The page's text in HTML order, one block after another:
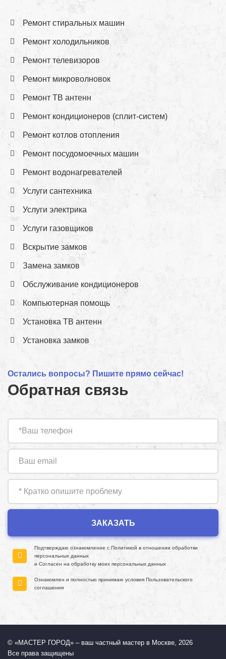
Ремонт стиральных машин
Ремонт холодильников
Ремонт телевизоров
Ремонт микроволновок
Ремонт ТВ антенн
Ремонт кондиционеров (сплит-систем)
Ремонт котлов отопления
Ремонт посудомоечных машин
Ремонт водонагревателей
Услуги сантехника
Услуги электрика
Услуги газовщиков
Вскрытие замков
Замена замков
Обслуживание кондиционеров
Компьютерная помощь
Установка ТВ антенн
Установка замков
Остались вопросы? Пишите прямо сейчас!
Обратная связь
Подтверждаю ознакомление с Политикой в отношении обработки
персональных данных
и Согласен на обработку моих персональных данных
Ознакомлен и полностью принимаю условия Пользовательского
соглашения
© «МАСТЕР ГОРОД» – ваш частный мастер в Москве, 2026
Все права защищены